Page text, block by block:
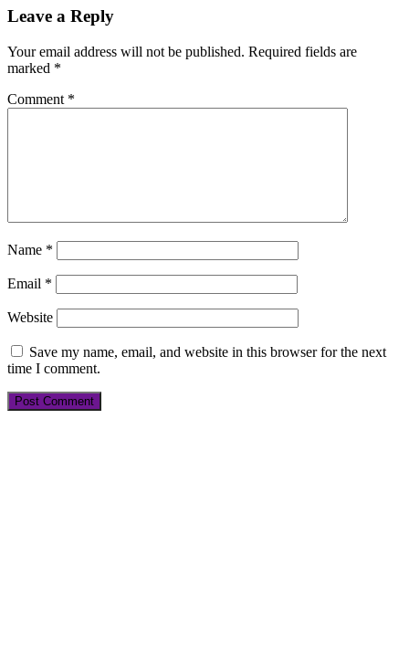
Leave a Reply
Your email address will not be published. Required fields are
marked *
Comment *
Name *
Email *
Website
Save my name, email, and website in this browser for the next
time I comment.